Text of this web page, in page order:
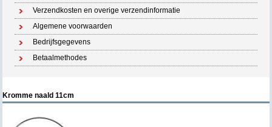
Verzendkosten en overige verzendinformatie
Algemene voorwaarden
Bedrijfsgegevens
Betaalmethodes
Kromme naald 11cm